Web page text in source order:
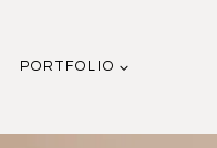
PORTFOLIO